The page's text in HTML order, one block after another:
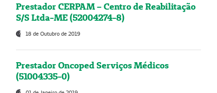
Prestador CERPAM – Centro de Reabilitação
S/S Ltda-ME (52004274-8)
18 de Outubro de 2019
Prestador Oncoped Serviços Médicos
(51004335-0)